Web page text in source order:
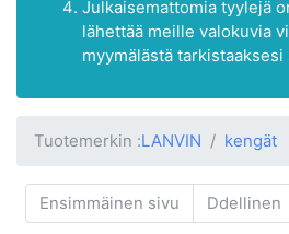
Julkaisemattomia tyylejä
lähettää meille valokuvia
myymälästä tarkistaaksesi
Tuotemerkin :LANVIN kengät
Ensimmäinen sivu Ddellinen